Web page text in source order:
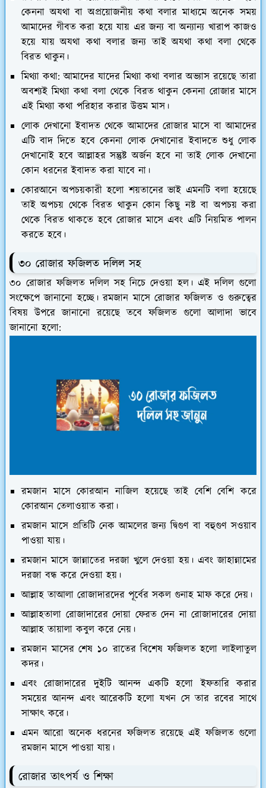
কেননা অযথা বা অপ্রয়োজনীয় কথা বলার মাধ্যমে অনেক সময়
আমাদের গীবত করা হয়ে যায় এর জন্য বা অন্যান্য খারাপ কাজও
হয়ে যায় অযথা কথা বলার জন্য তাই অযথা কথা বলা থেকে
বিরত থাকুন।
মিথ্যা কথা: আমাদের যাদের মিথ্যা কথা বলার অভ্যাস রয়েছে তারা
অবশ্যই মিথ্যা কথা বলা থেকে বিরত থাকুন কেননা রোজার মাসে
এই মিথ্যা কথা পরিহার করার উত্তম মাস।
লোক দেখানো ইবাদত থেকে আমাদের রোজার মাসে বা আমাদের
এটি বাদ দিতে হবে কেননা লোক দেখানোর ইবাদতে শুধু লোক
দেখানোই হবে আল্লাহর সন্তুষ্ট অর্জন হবে না তাই লোক দেখানো
কোন ধরনের ইবাদত করা যাবে না।
কোরআনে অপচয়কারী হলো শয়তানের ভাই এমনটি বলা হয়েছে
তাই অপচয় থেকে বিরত থাকুন কোন কিছু নষ্ট বা অপচয় করা
থেকে বিরত থাকতে হবে রোজার মাসে এবং এটি নিয়মিত পালন
করতে হবে।
৩০ রোজার ফজিলত দলিল সহ
৩০ রোজার ফজিলত দলিল সহ নিচে দেওয়া হল। এই দলিল গুলো
সংক্ষেপে জানানো হচ্ছে। রমজান মাসে রোজার ফজিলত ও গুরুত্বের
বিষয় উপরে জানানো রয়েছে তবে ফজিলত গুলো আলাদা ভাবে
জানানো হলো:
রমজান মাসে কোরআন নাজিল হয়েছে তাই বেশি বেশি করে
কোরআন তেলাওয়াত করা।
রমজান মাসে প্রতিটি নেক আমলের জন্য দ্বিগুণ বা বহুগুণ সওয়াব
পাওয়া যায়।
রমজান মাসে জান্নাতের দরজা খুলে দেওয়া হয়। এবং জাহান্নামের
দরজা বন্ধ করে দেওয়া হয়।
আল্লাহ তাআলা রোজাদারদের পূর্বের সকল গুনাহ মাফ করে দেয়।
আল্লাহতালা রোজাদারের দোয়া ফেরত দেন না রোজাদারের দোয়া
আল্লাহ তায়ালা কবুল করে নেয়।
রমজান মাসের শেষ ১০ রাতের বিশেষ ফজিলত হলো লাইলাতুল
কদর।
এবং রোজাদারের দুইটি আনন্দ একটি হলো ইফতারি করার
সময়ের আনন্দ এবং আরেকটি হলো যখন সে তার রবের সাথে
সাক্ষাৎ করে।
এমন আরো অনেক ধরনের ফজিলত রয়েছে এই ফজিলত গুলো
রমজান মাসে পাওয়া যায়।
রোজার তাৎপর্য ও শিক্ষা